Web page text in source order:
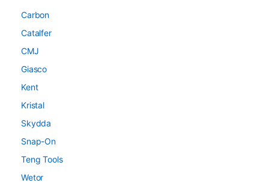
Carbon
Catalfer
CMJ
Giasco
Kent
Kristal
Skydda
Snap-On
Teng Tools
Wetor